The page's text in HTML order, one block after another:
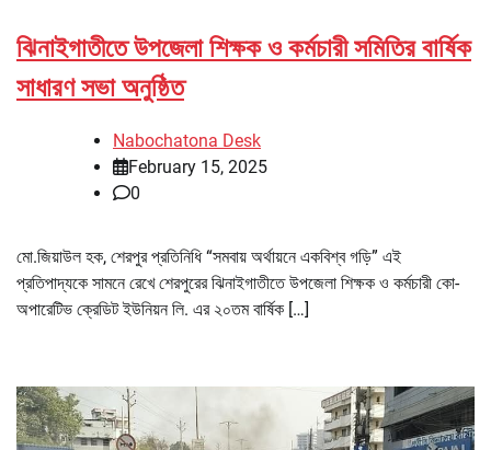
ঝিনাইগাতীতে উপজেলা শিক্ষক ও কর্মচারী সমিতির বার্ষিক
সাধারণ সভা অনুষ্ঠিত
Nabochatona Desk
February 15, 2025
0
মো.জিয়াউল হক, শেরপুর প্রতিনিধি “সমবায় অর্থায়নে একবিশ্ব গড়ি” এই
প্রতিপাদ্যকে সামনে রেখে শেরপুরের ঝিনাইগাতীতে উপজেলা শিক্ষক ও কর্মচারী কো-
অপারেটিভ ক্রেডিট ইউনিয়ন লি. এর ২০তম বার্ষিক […]